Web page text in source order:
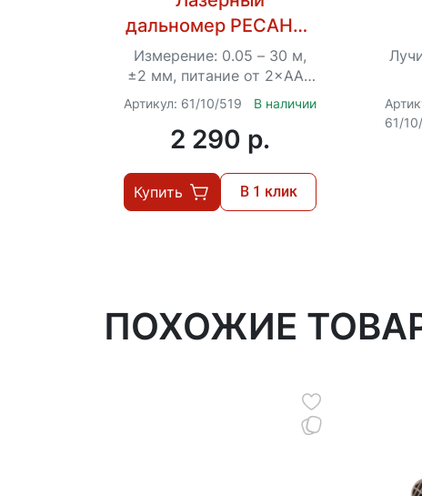
дальномер РЕСАНТА
ДЛ-30
Измерение: 0.05 – 30 м,
±2 мм, питание от 2×ААА
1.5V
Артикул: 61/10/519 В наличии
2 290 p.
Купить В 1 клик
61/
ПОХОЖИЕ